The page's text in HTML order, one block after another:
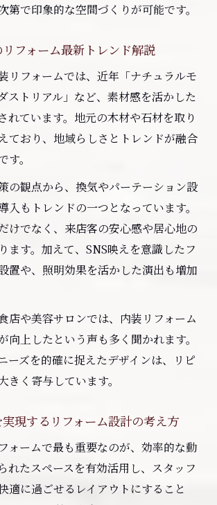
ォームで目指す高級感の演出ポイ
ム業者選びで失敗しないための注
間に癒しを生むリフォームアイデア
演出する仙台の内装リフォーム方法
ムでおしゃれを極める仙台内装の
内装リフォームのおすすめ手法と
く見せるリフォームのデザイン工
ムで叶える癒しと高級感の両立方
業者と協力したリフォーム成功事
れる店舗をリフォームで実現
ムで高級感ある店舗に仕上げるコ
人気の高級内装リフォーム実例紹介
第で印象的な空間づくりが可能です。
フォーム最新トレンド解説
リフォームでは、近年「ナチュラルモ
ストリアル」など、素材感を活かした
れています。地元の木材や石材を取り
ており、地域らしさとトレンドが融合
。
の観点から、換気やパーテーション設
入もトレンドの一つとなっています。
けでなく、来店客の安心感や居心地の
ます。加えて、SNS映えを意識したフ
置や、照明効果を活かした演出も増加
店や美容サロンでは、内装リフォーム
向上したという声も多く聞かれます。
ーズを的確に捉えたデザインは、リピ
きく寄与しています。
現するリフォーム設計の考え方
ォームで最も重要なのが、効率的な動
れたスペースを有効活用し、スタッフ
適に過ごせるレイアウトにすること